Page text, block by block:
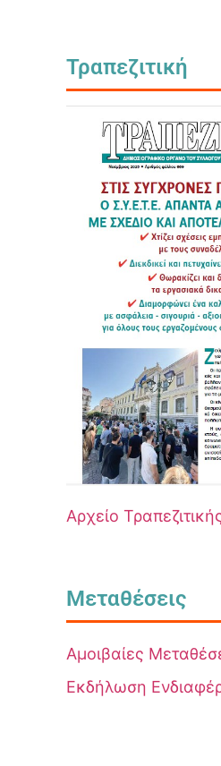
Τραπεζιτική
Αρχείο
Μεταθέσεις
Αμοιβαίες
Εκδήλωση